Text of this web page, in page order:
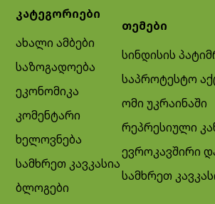
კატეგორიები
ახალი ამბები
საზოგადოება
ეკონომიკა
კომენტარი
ხელოვნება
სამხრეთ კავკასია
ბლოგები
თემები
სინდისის
საპროტესტო
ომი უკრაინაში
რეპრესიული
ევროკავშირი
სამხრეთ